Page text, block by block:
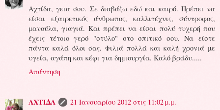
Αχτίδα, γεια σου. Σε διαβάζω εδώ και καιρό. Πρέπει να
είσαι εξαιρετικός άνθρωπος, καλλιτέχνις, σύντροφος,
μανούλα, γιαγιά. Και πρέπει να είσαι πολύ τυχερή που
έχεις τέτοιο γερό "στύλο" στο σπιτικό σου. Να είστε
πάντα καλά όλοι σας. Φιλιά πολλά και καλή χρονιά με
υγεία, αγάπη και κέφι για δημιουργία. Καλό βράδυ.....
Απάντηση
ΑΧΤΙΔΑ
21 Ιανουαρίου 2012 στις 11:02 μ.μ.